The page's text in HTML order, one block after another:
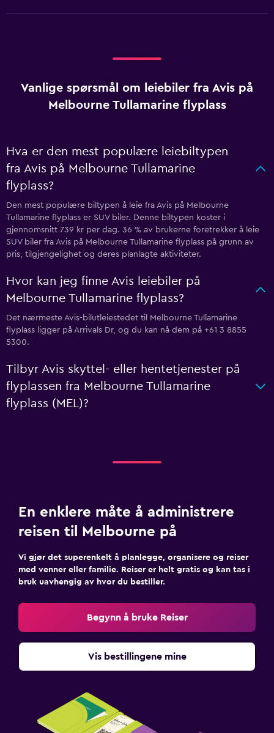
Vanlige spørsmål om leiebiler fra Avis på
Melbourne Tullamarine flyplass
Hva er den mest populære leiebiltypen
fra Avis på Melbourne Tullamarine
flyplass?
Den mest populære biltypen å leie fra Avis på Melbourne
Tullamarine flyplass er SUV biler. Denne biltypen koster i
gjennomsnitt 739 kr per dag. 36 % av brukerne foretrekker å leie
SUV biler fra Avis på Melbourne Tullamarine flyplass på grunn av
pris, tilgjengelighet og deres planlagte aktiviteter.
Hvor kan jeg finne Avis leiebiler på
Melbourne Tullamarine flyplass?
Det nærmeste Avis-bilutleiestedet til Melbourne Tullamarine
flyplass ligger på Arrivals Dr, og du kan nå dem på +61 3 8855
5300.
Tilbyr Avis skyttel- eller hentetjenester på
flyplassen fra Melbourne Tullamarine
flyplass (MEL)?
En enklere måte å administrere
reisen til Melbourne på
Vi gjør det superenkelt å planlegge, organisere og reiser
med venner eller familie. Reiser er helt gratis og kan tas i
bruk uavhengig av hvor du bestiller.
Begynn å bruke Reiser
Vis bestillingene mine